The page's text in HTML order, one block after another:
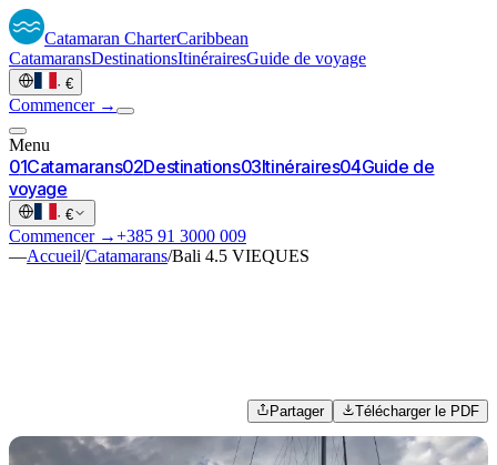
Catamaran CharterCaribbean
CatamaransDestinationsItinérairesGuide de voyage
· €
Commencer →
Menu
01Catamarans02Destinations03Itinéraires04Guide de
voyage
· €
Commencer →+385 91 3000 009
—Accueil/Catamarans/Bali 4.5 VIEQUES
Partager Télécharger le PDF